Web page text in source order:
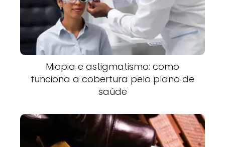
Miopia e astigmatismo: como
funciona a cobertura pelo plano de
saúde